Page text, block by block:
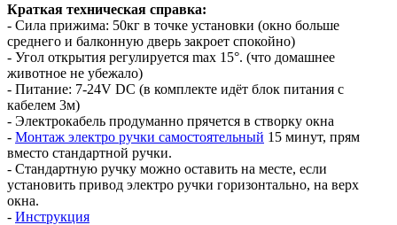
Краткая техническая справка:
- Сила прижима: 50кг в точке установки (окно больше
среднего и балконную дверь закроет спокойно)
- Угол открытия регулируется max 15°. (что домашнее
животное не убежало)
- Питание: 7-24V DC (в комплекте идёт блок питания с
кабелем 3м)
- Электрокабель продуманно прячется в створку окна
- Монтаж электро ручки самостоятельный 15 минут, прям
вместо стандартной ручки.
- Стандартную ручку можно оставить на месте, если
установить привод электро ручки горизонтально, на верх
окна.
- Инструкция